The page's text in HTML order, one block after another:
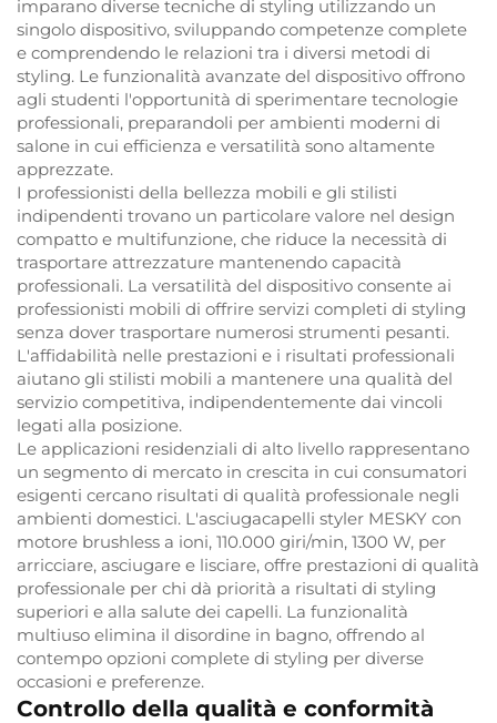
imparano diverse tecniche di styling utilizzando un
singolo dispositivo, sviluppando competenze complete
e comprendendo le relazioni tra i diversi metodi di
styling. Le funzionalità avanzate del dispositivo offrono
agli studenti l'opportunità di sperimentare tecnologie
professionali, preparandoli per ambienti moderni di
salone in cui efficienza e versatilità sono altamente
apprezzate.
I professionisti della bellezza mobili e gli stilisti
indipendenti trovano un particolare valore nel design
compatto e multifunzione, che riduce la necessità di
trasportare attrezzature mantenendo capacità
professionali. La versatilità del dispositivo consente ai
professionisti mobili di offrire servizi completi di styling
senza dover trasportare numerosi strumenti pesanti.
L'affidabilità nelle prestazioni e i risultati professionali
aiutano gli stilisti mobili a mantenere una qualità del
servizio competitiva, indipendentemente dai vincoli
legati alla posizione.
Le applicazioni residenziali di alto livello rappresentano
un segmento di mercato in crescita in cui consumatori
esigenti cercano risultati di qualità professionale negli
ambienti domestici. L'asciugacapelli styler MESKY con
motore brushless a ioni, 110.000 giri/min, 1300 W, per
arricciare, asciugare e lisciare, offre prestazioni di qualità
professionale per chi dà priorità a risultati di styling
superiori e alla salute dei capelli. La funzionalità
multiuso elimina il disordine in bagno, offrendo al
contempo opzioni complete di styling per diverse
occasioni e preferenze.
Controllo della qualità e conformità